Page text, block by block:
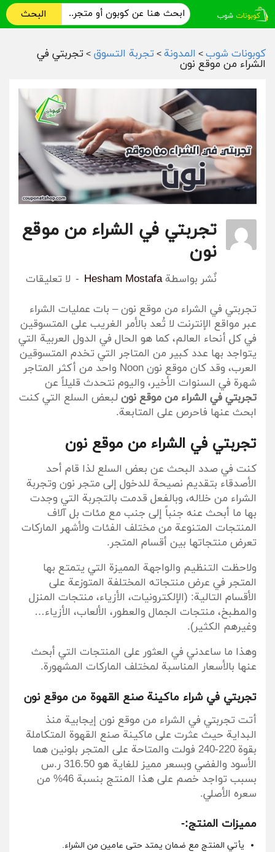
البحث
كوبونات شوب > المدونة > تجربة التسوق > تجربتي في
الشراء من موقع نون
تجربتي في الشراء من موقع
نون
نٌشر بواسطةHesham Mostafa لا تعليقات
تجربتي في الشراء من موقع نون – بات عمليات الشراء
عبر مواقع الإنترنت لا تُعد بالأمر الغريب على المتسوقين
في كل أنحاء العالم، كما هو الحال في الدول العربية التي
يتواجد بها عدد كبير من المتاجر التي تخدم المتسوقين
العرب، وقد كان موقع نون Noon واحد من أكثر المتاجر
شهرة في السنوات الأخير، واليوم نتحدث قليلاً عن
تجربتي في الشراء من موقع نون لبعض السلع التي كنت
ابحث عنها فاحرص على المتابعة.
تجربتي في الشراء من موقع نون
كنت في صدد البحث عن بعض السلع لذا قام أحد
الأصدقاء بتقديم نصيحة للدخول إلى متجر نون وتجربة
الشراء من خلاله، وبالفعل قدمت بالتجربة التي وجدت
بها ما أبحث عنه جنباً إلى جنب مع مئات بل آلاف
المنتجات المتنوعة من مختلف الفئات ولأشهر الماركات
تعرض منتجاتها بين أقسام المتجر.
ولاحظت التنظيم والواجهة المميزة التي يتمتع بها
المتجر في عرض منتجاته المختلفة المتوزعة على
الأقسام التالية: (الإلكترونيات، الأزياء، منتجات المنزل
والمطبخ، منتجات الجمال والعطور، الألعاب، الأزياء…
وغيرهم الكثير).
وهذا ما ساعدني في العثور على المنتجات التي أبحث
عنها بالأسعار المناسبة لمختلف الماركات المشهورة.
تجربتي في شراء ماكينة صنع القهوة من موقع نون
أتت تجربتي في الشراء من موقع نون إيجابية منذ
البداية حيث عثرت على ماكينة صنع القهوة المتكاملة
بقوة 220-240 فولت والمتاحة على المتجر بلونين هما
الأسود والفضي وبسعر مميز للغاية هو 316.50 ر.س
بسبب تواجد خصم على هذا المنتج بنسبة 46% من
سعره الأصلي.
مميزات المنتج:-
يأتي المنتج مع ضمان يمتد حتى عامين من الشراء.